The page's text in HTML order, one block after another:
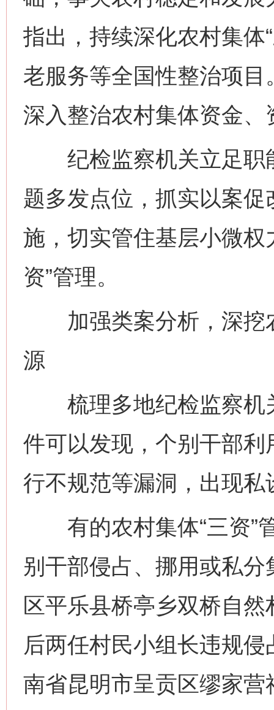
指出，持续深化农村集体
老服务等全国性整治项
深入整治农村集体资金
纪检监察机关立足职
题多发点位，抓实以案
施，切实管住基层小微权
资”管理。
加强类案分析，深挖
源
梳理多地纪检监察机
件可以发现，个别干部利
行不规范等漏洞，出现私
有的农村集体“三资”
别干部侵占、挪用或私
区平乐县桥亭乡双桥自
后两任村民小组长违规
南省昆明市呈贡区缪家